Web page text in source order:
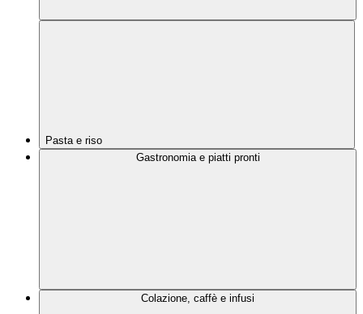
Pasta e riso
Gastronomia e piatti pronti
Colazione, caffè e infusi